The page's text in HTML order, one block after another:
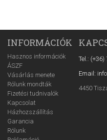
INFORMÁCIÓK
Hasznos információk
ÁSZF
Vásárlás menete
Rólunk mondták
Fizetési tudnivalók
Kapcsolat
Házhozszállítás
Garancia
Rólunk
Tel.:
Email:
4450